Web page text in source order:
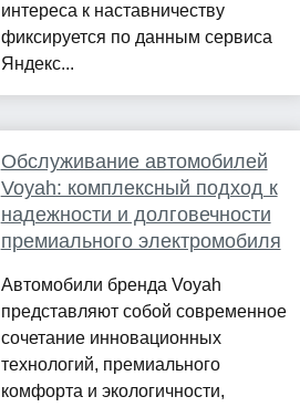
интереса к наставничеству
фиксируется по данным сервиса
Яндекс...
Обслуживание автомобилей
Voyah: комплексный подход к
надежности и долговечности
премиального электромобиля
Автомобили бренда Voyah
представляют собой современное
сочетание инновационных
технологий, премиального
комфорта и экологичности,